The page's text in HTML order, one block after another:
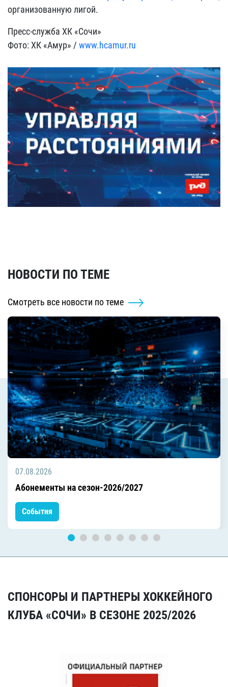
организованную лигой.
Пресс-служба ХК «Сочи»
Фото: ХК «Амур» / www.hcamur.ru
НОВОСТИ ПО ТЕМЕ
Смотреть все новости по теме
07.08.2026
Абонементы на сезон-2026/2027
События
СПОНСОРЫ И ПАРТНЕРЫ ХОККЕЙНОГО
КЛУБА «СОЧИ» В СЕЗОНЕ 2025/2026